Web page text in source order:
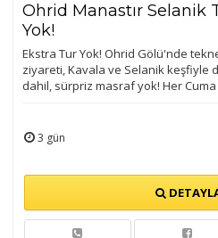
Ohrid Manastır Selanik
Yok!
Ekstra Tur Yok! Ohrid Gölü'nde
ziyareti, Kavala ve Selanik keşfiyle
dahil, sürpriz masraf yok! Her Cuma
3 gün